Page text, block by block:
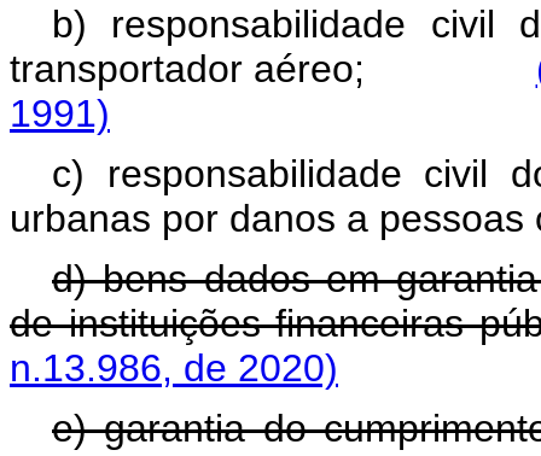
b) responsabilidade civil
transportador aéreo;
1991)
c) responsabilidade civil
urbanas por danos a pessoas
d) bens dados em
de instituições financeiras
n.13.986, de 2020)
e) garantia do